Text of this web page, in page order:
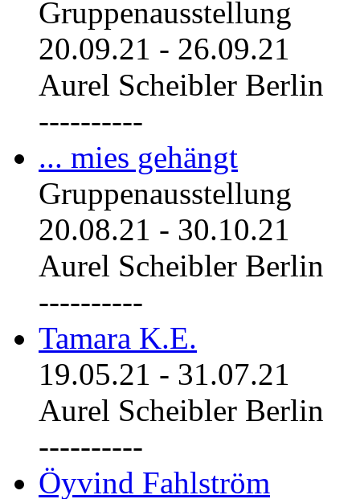
Gruppenausstellung
20.09.21 - 26.09.21
Aurel Scheibler Berlin
----------
... mies gehängt
Gruppenausstellung
20.08.21 - 30.10.21
Aurel Scheibler Berlin
----------
Tamara K.E.
19.05.21 - 31.07.21
Aurel Scheibler Berlin
----------
Öyvind Fahlström